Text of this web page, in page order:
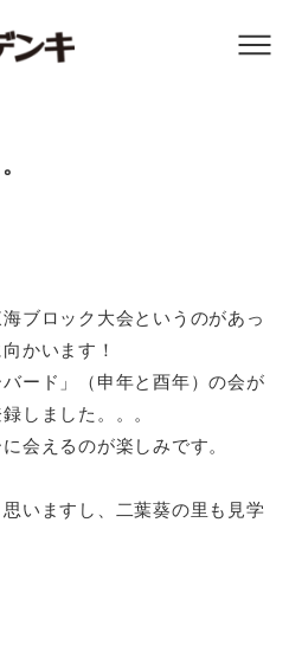
ブロック大会というのがあっ
かいます！
ード」（申年と酉年）の会が
しました。。。
会えるのが楽しみです。
いますし、二葉葵の里も見学